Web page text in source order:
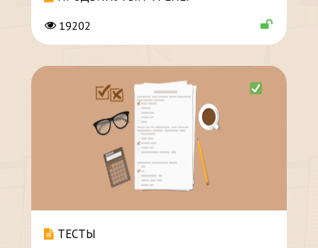
19202
ТЕСТЫ